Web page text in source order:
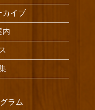
カイブ
内
ラム